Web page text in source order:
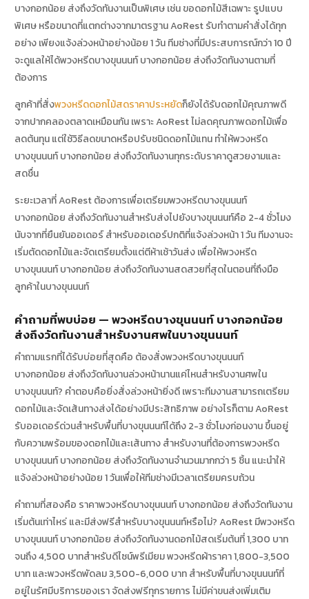
บางกอกน้อย ส่งถึงวัดทันงานเป็นพิเศษ เช่น ขอดอกไม้สีเฉพาะ รูปแบบ
พิเศษ หรือขนาดที่แตกต่างจากมาตรฐาน AoRest รับทำตามคำสั่งได้ทุก
อย่าง เพียงแจ้งล่วงหน้าอย่างน้อย 1 วัน ทีมช่างที่มีประสบการณ์กว่า 10 ปี
จะดูแลให้ได้พวงหรีดบางขุนนนท์ บางกอกน้อย ส่งถึงวัดทันงานตามที่
ต้องการ
ลูกค้าที่สั่งพวงหรีดดอกไม้สดราคาประหยัดก็ยังได้รับดอกไม้คุณภาพดี
จากปากคลองตลาดเหมือนกัน เพราะ AoRest ไม่ลดคุณภาพดอกไม้เพื่อ
ลดต้นทุน แต่ใช้วิธีลดขนาดหรือปรับชนิดดอกไม้แทน ทำให้พวงหรีด
บางขุนนนท์ บางกอกน้อย ส่งถึงวัดทันงานทุกระดับราคาดูสวยงามและ
สดชื่น
ระยะเวลาที่ AoRest ต้องการเพื่อเตรียมพวงหรีดบางขุนนนท์
บางกอกน้อย ส่งถึงวัดทันงานสำหรับส่งไปยังบางขุนนนท์คือ 2-4 ชั่วโมง
นับจากที่ยืนยันออเดอร์ สำหรับออเดอร์ปกติที่แจ้งล่วงหน้า 1 วัน ทีมงานจะ
เริ่มตัดดอกไม้และจัดเตรียมตั้งแต่ตีห้าเช้าวันส่ง เพื่อให้พวงหรีด
บางขุนนนท์ บางกอกน้อย ส่งถึงวัดทันงานสดสวยที่สุดในตอนที่ถึงมือ
ลูกค้าในบางขุนนนท์
คำถามที่พบบ่อย — พวงหรีดบางขุนนนท์ บางกอกน้อย
ส่งถึงวัดทันงานสำหรับงานศพในบางขุนนนท์
คำถามแรกที่ได้รับบ่อยที่สุดคือ ต้องสั่งพวงหรีดบางขุนนนท์
บางกอกน้อย ส่งถึงวัดทันงานล่วงหน้านานแค่ไหนสำหรับงานศพใน
บางขุนนนท์? คำตอบคือยิ่งสั่งล่วงหน้ายิ่งดี เพราะทีมงานสามารถเตรียม
ดอกไม้และจัดเส้นทางส่งได้อย่างมีประสิทธิภาพ อย่างไรก็ตาม AoRest
รับออเดอร์ด่วนสำหรับพื้นที่บางขุนนนท์ได้ถึง 2-3 ชั่วโมงก่อนงาน ขึ้นอยู่
กับความพร้อมของดอกไม้และเส้นทาง สำหรับงานที่ต้องการพวงหรีด
บางขุนนนท์ บางกอกน้อย ส่งถึงวัดทันงานจำนวนมากกว่า 5 ชิ้น แนะนำให้
แจ้งล่วงหน้าอย่างน้อย 1 วันเพื่อให้ทีมช่างมีเวลาเตรียมครบถ้วน
คำถามที่สองคือ ราคาพวงหรีดบางขุนนนท์ บางกอกน้อย ส่งถึงวัดทันงาน
เริ่มต้นเท่าไหร่ และมีส่งฟรีสำหรับบางขุนนนท์หรือไม่? AoRest มีพวงหรีด
บางขุนนนท์ บางกอกน้อย ส่งถึงวัดทันงานดอกไม้สดเริ่มต้นที่ 1,300 บาท
จนถึง 4,500 บาทสำหรับดีไซน์พรีเมียม พวงหรีดผ้าราคา 1,800-3,500
บาท และพวงหรีดพัดลม 3,500-6,000 บาท สำหรับพื้นที่บางขุนนนท์ที่
อยู่ในรัศมีบริการของเรา จัดส่งฟรีทุกรายการ ไม่มีค่าขนส่งเพิ่มเติม